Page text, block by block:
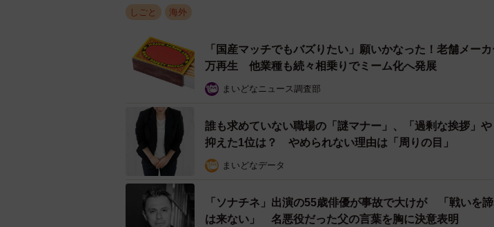
しごと 海外
「国産マッチでもバズりたい」願いかなった！老舗メー
万再生 他業種も続々相乗りでミーム化へ発展
まいどなニュース調査部
誰も求めていない職場の「謎マナー」、「過剰な挨拶」
抑えた1位は？ やめられない理由は「周りの目」
まいどなデータ
「ソナチネ」出演の55歳俳優が事故で大けが 「戦いを
は来ない」 名悪役だった父の言葉を胸に決意表明